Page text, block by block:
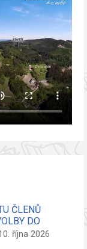
ČLENŮ
DO
října 2026